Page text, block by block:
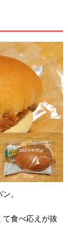
。
て食べ応えが抜